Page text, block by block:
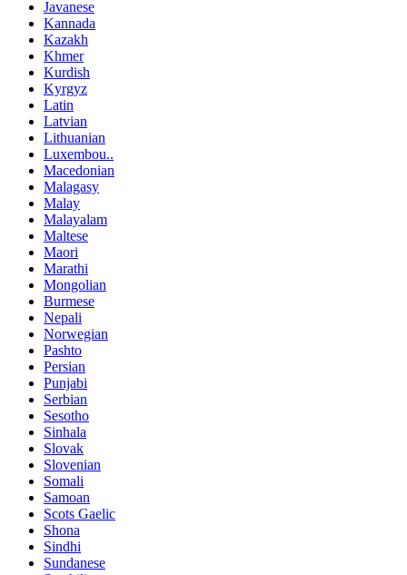
Javanese
Kannada
Kazakh
Khmer
Kurdish
Kyrgyz
Latin
Latvian
Lithuanian
Luxembou..
Macedonian
Malagasy
Malay
Malayalam
Maltese
Maori
Marathi
Mongolian
Burmese
Nepali
Norwegian
Pashto
Persian
Punjabi
Serbian
Sesotho
Sinhala
Slovak
Slovenian
Somali
Samoan
Scots Gaelic
Shona
Sindhi
Sundanese